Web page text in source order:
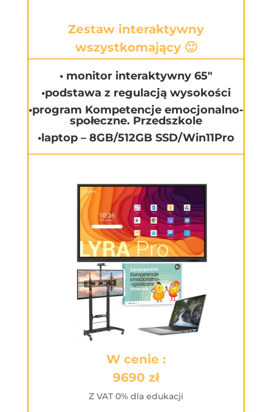
Zestaw interaktywny
wszystkomający 🙂
• monitor interaktywny 65″
•podstawa z regulacją wysokości
•program Kompetencje emocjonalno-
społeczne. Przedszkole
•laptop – 8GB/512GB SSD/Win11Pro
W cenie :
9690 zł
Z VAT 0% dla edukacji